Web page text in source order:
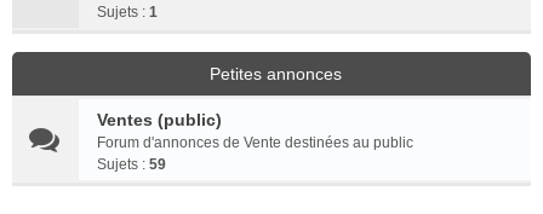
Sujets : 1
Petites annonces
Ventes (public)
Forum d'annonces de Vente destinées au public
Sujets : 59